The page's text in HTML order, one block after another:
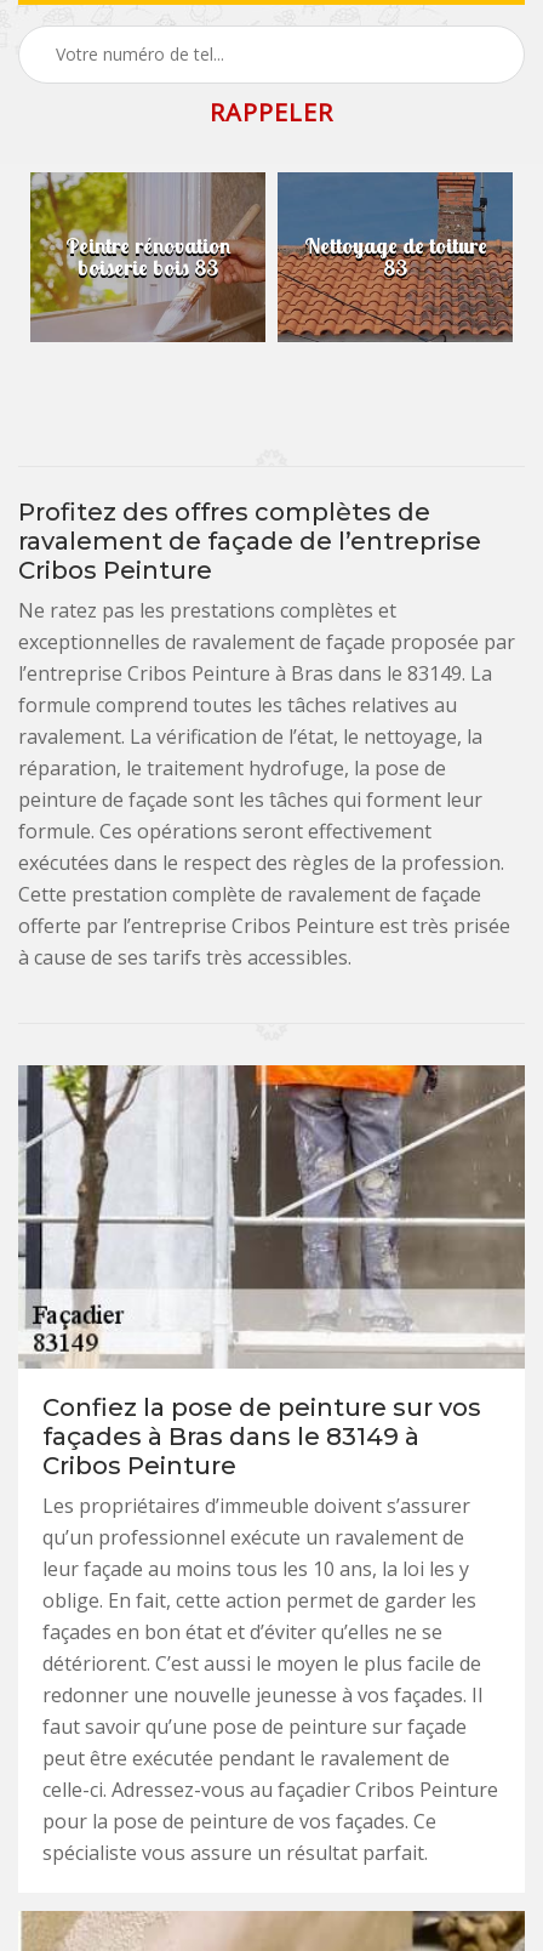
Peintre rénovation
boiserie bois 83
Nettoyage de toiture
83
Profitez des offres complètes de
ravalement de façade de l’entreprise
Cribos Peinture
Ne ratez pas les prestations complètes et
exceptionnelles de ravalement de façade proposée par
l’entreprise Cribos Peinture à Bras dans le 83149. La
formule comprend toutes les tâches relatives au
ravalement. La vérification de l’état, le nettoyage, la
réparation, le traitement hydrofuge, la pose de
peinture de façade sont les tâches qui forment leur
formule. Ces opérations seront effectivement
exécutées dans le respect des règles de la profession.
Cette prestation complète de ravalement de façade
offerte par l’entreprise Cribos Peinture est très prisée
à cause de ses tarifs très accessibles.
Confiez la pose de peinture sur vos
façades à Bras dans le 83149 à
Cribos Peinture
Les propriétaires d’immeuble doivent s’assurer
qu’un professionnel exécute un ravalement de
leur façade au moins tous les 10 ans, la loi les y
oblige. En fait, cette action permet de garder les
façades en bon état et d’éviter qu’elles ne se
détériorent. C’est aussi le moyen le plus facile de
redonner une nouvelle jeunesse à vos façades. Il
faut savoir qu’une pose de peinture sur façade
peut être exécutée pendant le ravalement de
celle-ci. Adressez-vous au façadier Cribos Peinture
pour la pose de peinture de vos façades. Ce
spécialiste vous assure un résultat parfait.